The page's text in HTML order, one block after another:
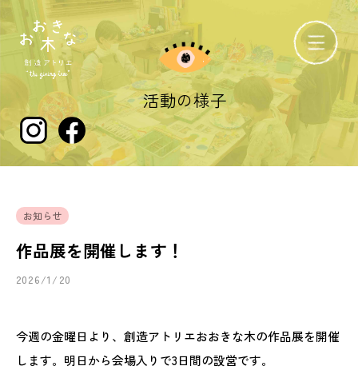
活動の様子
お知らせ
作品展を開催します！
2026/1/20
今週の金曜日より、創造アトリエおおきな木の作品展を開催
します。明日から会場入りで3日間の設営です。